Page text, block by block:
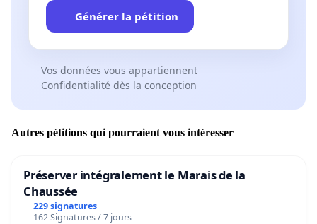
Générer la pétition
Vos données vous appartiennent
Confidentialité dès la conception
Autres pétitions qui pourraient vous intéresser
Préserver intégralement le Marais de la
Chaussée
229 signatures
162 Signatures / 7 jours